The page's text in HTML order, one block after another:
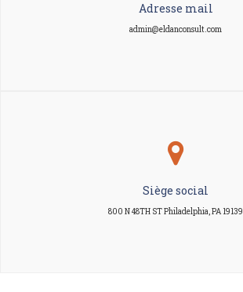
Adresse mail
admin@eldanconsult.com
Siège social
800 N 48TH ST Philadelphia, PA 19139